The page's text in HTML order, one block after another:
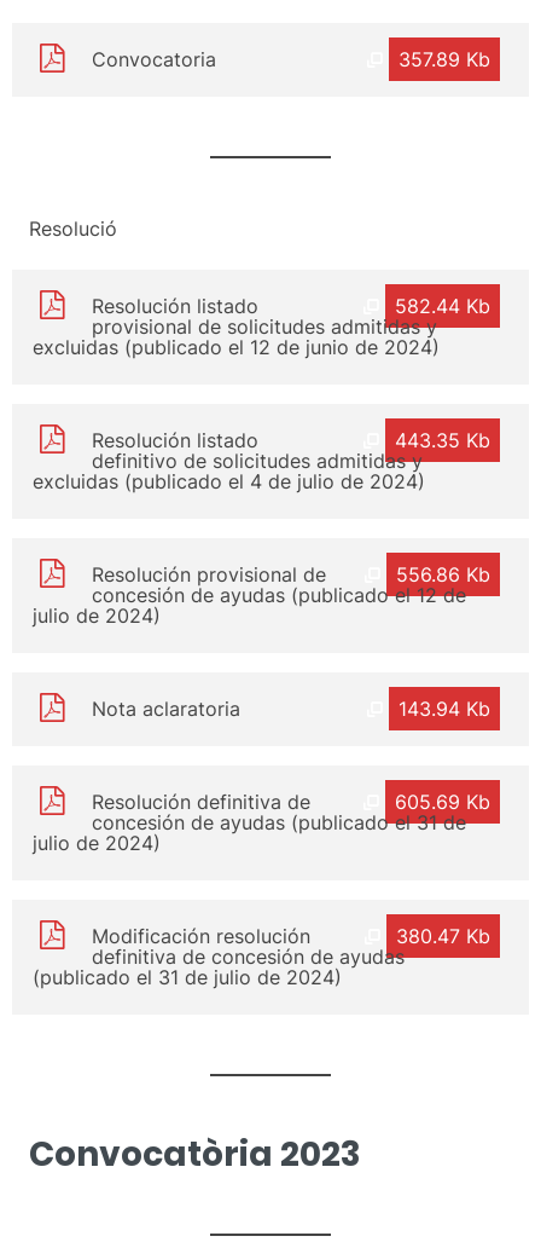
357.89 Kb
Convocatoria
Resolució
582.44 Kb
Resolución listado
provisional de solicitudes admitidas y
excluidas (publicado el 12 de junio de 2024)
443.35 Kb
Resolución listado
definitivo de solicitudes admitidas y
excluidas (publicado el 4 de julio de 2024)
556.86 Kb
Resolución provisional de
concesión de ayudas (publicado el 12 de
julio de 2024)
143.94 Kb
Nota aclaratoria
605.69 Kb
Resolución definitiva de
concesión de ayudas (publicado el 31 de
julio de 2024)
380.47 Kb
Modificación resolución
definitiva de concesión de ayudas
(publicado el 31 de julio de 2024)
Convocatòria 2023